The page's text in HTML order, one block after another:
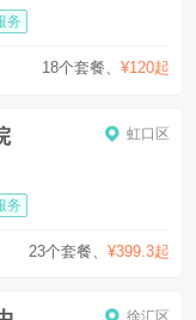
务
18个套餐、 ¥120起
虹口区
务
23个套餐 ¥399.3起
徐汇区